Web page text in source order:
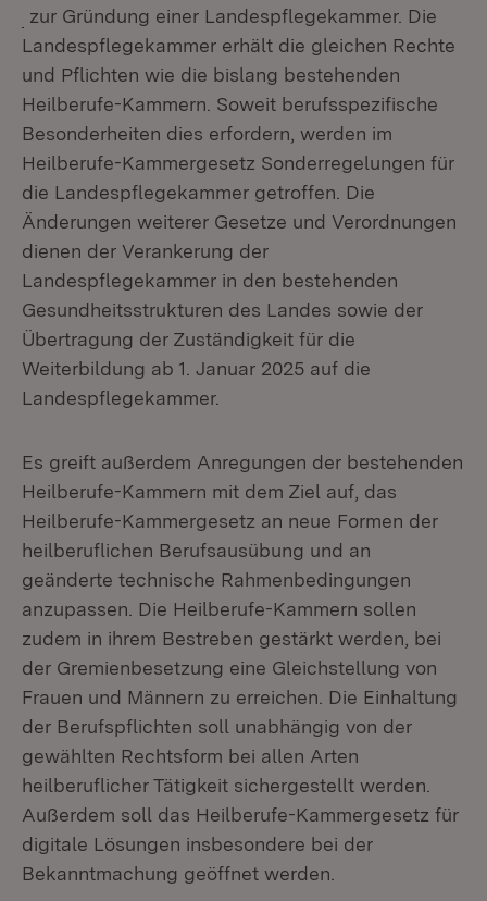
(Öffnet in neuem Fenster)
zur Gründung einer Landespflegekammer. Die
Landespflegekammer erhält die gleichen Rechte
und Pflichten wie die bislang bestehenden
Heilberufe-Kammern. Soweit berufsspezifische
Besonderheiten dies erfordern, werden im
Heilberufe-Kammergesetz Sonderregelungen für
die Landespflegekammer getroffen. Die
Änderungen weiterer Gesetze und Verordnungen
dienen der Verankerung der
Landespflegekammer in den bestehenden
Gesundheitsstrukturen des Landes sowie der
Übertragung der Zuständigkeit für die
Weiterbildung ab 1. Januar 2025 auf die
Landespflegekammer.
Es greift außerdem Anregungen der bestehenden
Heilberufe-Kammern mit dem Ziel auf, das
Heilberufe-Kammergesetz an neue Formen der
heilberuflichen Berufsausübung und an
geänderte technische Rahmenbedingungen
anzupassen. Die Heilberufe-Kammern sollen
zudem in ihrem Bestreben gestärkt werden, bei
der Gremienbesetzung eine Gleichstellung von
Frauen und Männern zu erreichen. Die Einhaltung
der Berufspflichten soll unabhängig von der
gewählten Rechtsform bei allen Arten
heilberuflicher Tätigkeit sichergestellt werden.
Außerdem soll das Heilberufe-Kammergesetz für
digitale Lösungen insbesondere bei der
Bekanntmachung geöffnet werden.